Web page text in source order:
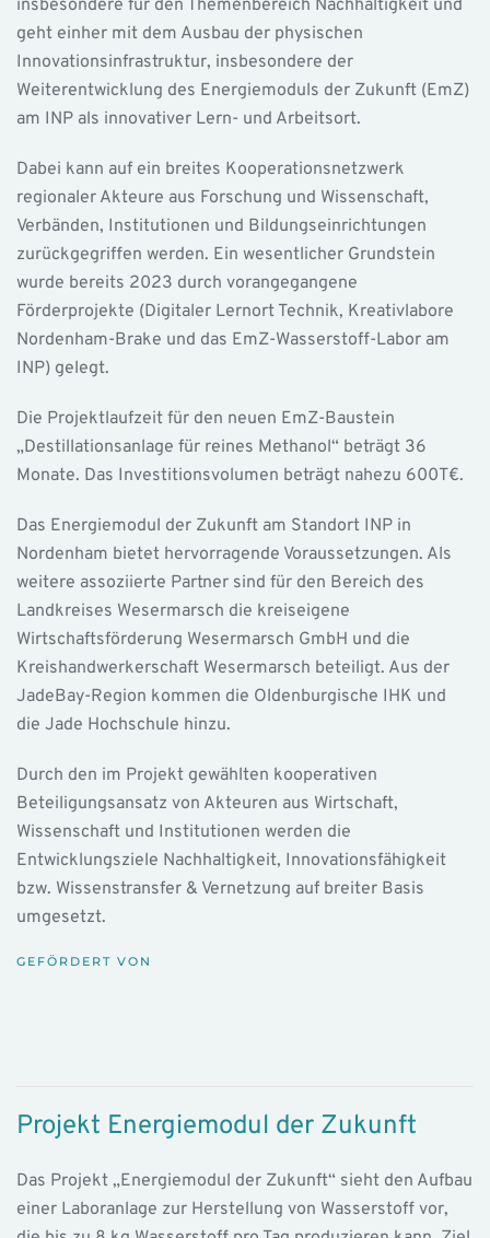
insbesondere für den Themenbereich Nachhaltigkeit und
geht einher mit dem Ausbau der physischen
Innovationsinfrastruktur, insbesondere der
Weiterentwicklung des Energiemoduls der Zukunft (EmZ)
am INP als innovativer Lern- und Arbeitsort.
Dabei kann auf ein breites Kooperationsnetzwerk
regionaler Akteure aus Forschung und Wissenschaft,
Verbänden, Institutionen und Bildungseinrichtungen
zurückgegriffen werden. Ein wesentlicher Grundstein
wurde bereits 2023 durch vorangegangene
Förderprojekte (Digitaler Lernort Technik, Kreativlabore
Nordenham-Brake und das EmZ-Wasserstoff-Labor am
INP) gelegt.
Die Projektlaufzeit für den neuen EmZ-Baustein
„Destillationsanlage für reines Methanol“ beträgt 36
Monate. Das Investitionsvolumen beträgt nahezu 600T€.
Das Energiemodul der Zukunft am Standort INP in
Nordenham bietet hervorragende Voraussetzungen. Als
weitere assoziierte Partner sind für den Bereich des
Landkreises Wesermarsch die kreiseigene
Wirtschaftsförderung Wesermarsch GmbH und die
Kreishandwerkerschaft Wesermarsch beteiligt. Aus der
JadeBay-Region kommen die Oldenburgische IHK und
die Jade Hochschule hinzu.
Durch den im Projekt gewählten kooperativen
Beteiligungsansatz von Akteuren aus Wirtschaft,
Wissenschaft und Institutionen werden die
Entwicklungsziele Nachhaltigkeit, Innovationsfähigkeit
bzw. Wissenstransfer & Vernetzung auf breiter Basis
umgesetzt.
GEFÖRDERT VON
Projekt Energiemodul der Zukunft
Das Projekt „Energiemodul der Zukunft“ sieht den Aufbau
einer Laboranlage zur Herstellung von Wasserstoff vor,